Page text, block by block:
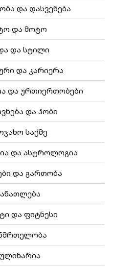
და დასვენება
და მოტო
და სტილი
და კარიერა
და ურთიერთობები
და ჰობი
საქმე
და ასტროლოგია
და გართობა
და ფიტნესი